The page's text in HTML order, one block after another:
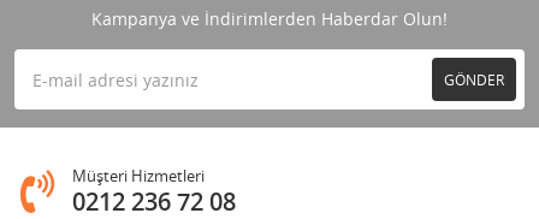
Kampanya ve İndirimlerden Haberdar Olun!
GÖNDER
Müşteri Hizmetleri
0212 236 72 08